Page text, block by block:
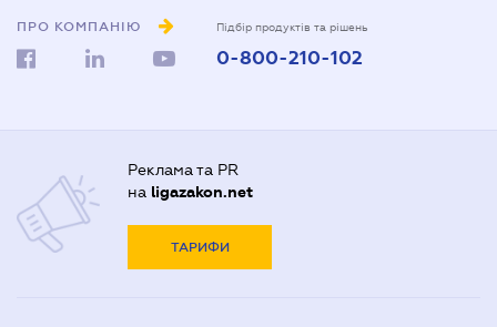
ПРО КОМПАНІЮ Підбір продуктів та рішень
0-800-210-102
Реклама та PR
на ligazakon.net
ТАРИФИ